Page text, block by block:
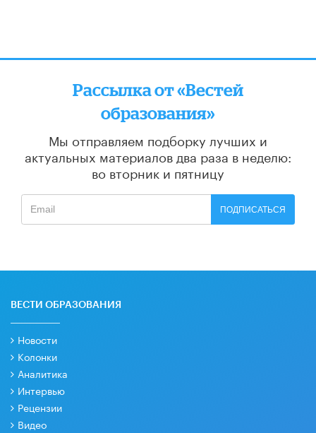
Рассылка от «Вестей
образования»
Мы отправляем подборку лучших и
актуальных материалов два раза в неделю:
во вторник и пятницу
ПОДПИСАТЬСЯ
ВЕСТИ ОБРАЗОВАНИЯ
Новости
Колонки
Аналитика
Интервью
Рецензии
Видео